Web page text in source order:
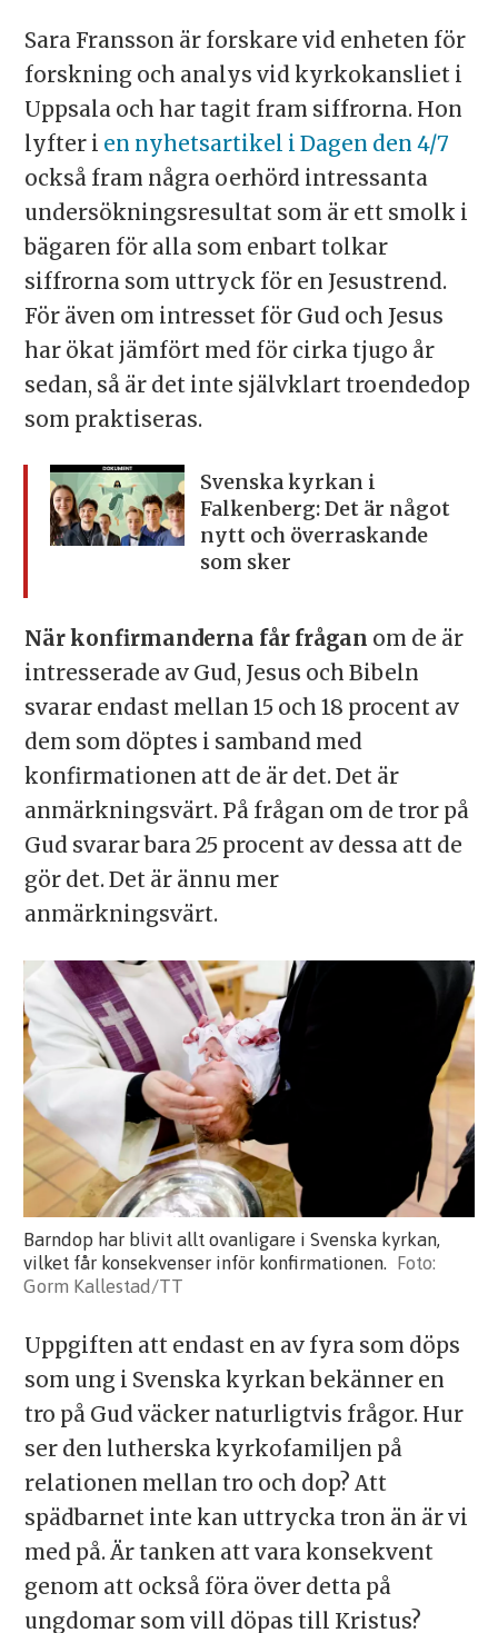
Sara Fransson är forskare vid enheten för
forskning och analys vid kyrkokansliet i
Uppsala och har tagit fram siffrorna. Hon
lyfter i en nyhetsartikel i Dagen den 4/7
också fram några oerhörd intressanta
undersökningsresultat som är ett smolk i
bägaren för alla som enbart tolkar
siffrorna som uttryck för en Jesustrend.
För även om intresset för Gud och Jesus
har ökat jämfört med för cirka tjugo år
sedan, så är det inte självklart troendedop
som praktiseras.
Svenska kyrkan i
Falkenberg: Det är något
nytt och överraskande
som sker
När konfirmanderna får frågan om de är
intresserade av Gud, Jesus och Bibeln
svarar endast mellan 15 och 18 procent av
dem som döptes i samband med
konfirmationen att de är det. Det är
anmärkningsvärt. På frågan om de tror på
Gud svarar bara 25 procent av dessa att de
gör det. Det är ännu mer
anmärkningsvärt.
Barndop har blivit allt ovanligare i Svenska kyrkan,
vilket får konsekvenser inför konfirmationen.
Gorm Kallestad/TT
Uppgiften att endast en av fyra som döps
som ung i Svenska kyrkan bekänner en
tro på Gud väcker naturligtvis frågor. Hur
ser den lutherska kyrkofamiljen på
relationen mellan tro och dop? Att
spädbarnet inte kan uttrycka tron än är vi
med på. Är tanken att vara konsekvent
genom att också föra över detta på
ungdomar som vill döpas till Kristus?